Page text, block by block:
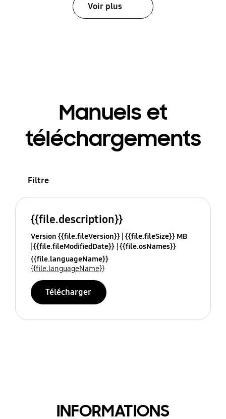
Voir plus
Manuels et
téléchargements
Filtre
{{file.description}}
Version {{file.fileVersion}} {{file.fileSize}} MB
{{file.fileModifiedDate}} {{file.osNames}}
{{file.languageName}}
{{file.languageName}}
Télécharger
INFORMATIONS